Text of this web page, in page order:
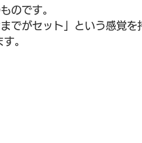
のです。
でがセット」という感覚を
。